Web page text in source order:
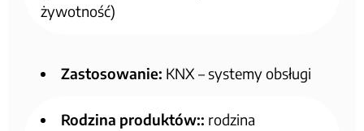
żywotność)
Zastosowanie: KNX – systemy obsługi
Rodzina produktów:: rodzina